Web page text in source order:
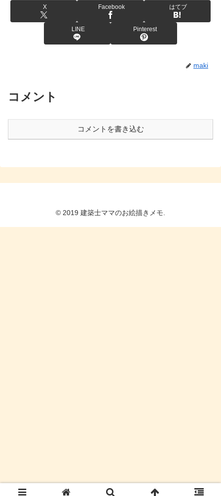
X Facebook はてブ
LINE Pinterest
maki
コメント
コメントを書き込む
© 2019 建築士ママのお絵描きメモ.